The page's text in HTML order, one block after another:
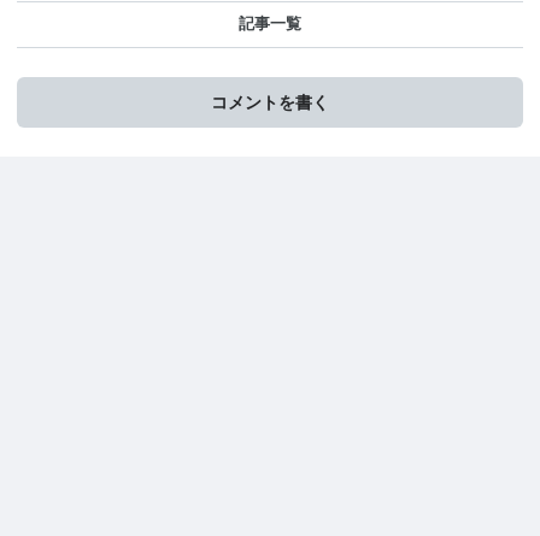
記事一覧
コメントを書く